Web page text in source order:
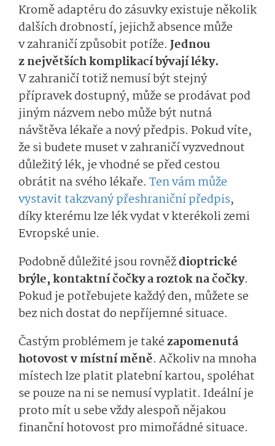
Kromě adaptéru do zásuvky existuje několik
dalších drobností, jejichž absence může
v zahraničí způsobit potíže. Jednou
z největších komplikací bývají léky.
V zahraničí totiž nemusí být stejný
přípravek dostupný, může se prodávat pod
jiným názvem nebo může být nutná
návštěva lékaře a nový předpis. Pokud víte,
že si budete muset v zahraničí vyzvednout
důležitý lék, je vhodné se před cestou
obrátit na svého lékaře. Ten vám může
vystavit takzvaný přeshraniční předpis,
díky kterému lze lék vydat v kterékoli zemi
Evropské unie.
Podobně důležité jsou rovněždioptrické
brýle, kontaktní čočky a roztok na čočky.
Pokud je potřebujete každý den, můžete se
bez nich dostat do nepříjemné situace.
Častým problémem je takézapomenutá
hotovost v místní měně. Ačkoliv na mnoha
místech lze platit platební kartou, spoléhat
se pouze na ni se nemusí vyplatit. Ideální je
proto mít u sebe vždy alespoň nějakou
finanční hotovost pro mimořádné situace.